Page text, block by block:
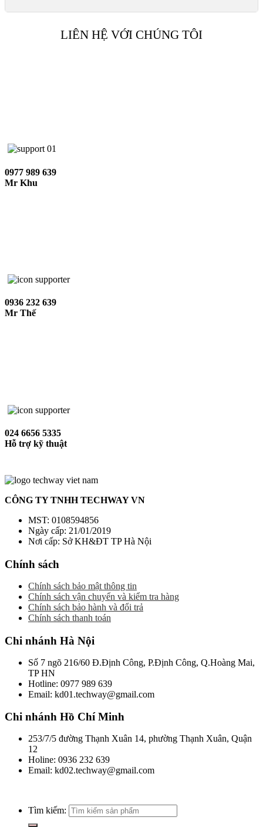
LIÊN HỆ VỚI CHÚNG TÔI
0977 989 639
Mr Khu
0936 232 639
Mr Thế
024 6656 5335
Hỗ trợ kỹ thuật
CÔNG TY TNHH TECHWAY VN
MST: 0108594856
Ngày cấp: 21/01/2019
Nơi cấp: Sở KH&ĐT TP Hà Nội
Chính sách
Chính sách bảo mật thông tin
Chính sách vận chuyển và kiểm tra hàng
Chính sách bảo hành và đổi trả
Chính sách thanh toán
Chi nhánh Hà Nội
Số 7 ngõ 216/60 Đ.Định Công, P.Định Công, Q.Hoàng Mai,
TP HN
Hotline: 0977 989 639
Email: kd01.techway@gmail.com
Chi nhánh Hồ Chí Minh
253/7/5 đường Thạnh Xuân 14, phường Thạnh Xuân, Quận
12
Holine: 0936 232 639
Email: kd02.techway@gmail.com
Tìm kiếm: